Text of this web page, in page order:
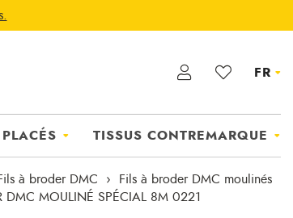
FR
TISSUS CONTREMARQUE
à broder DMC
Fils à broder DMC moulinés
DMC MOULINÉ SPÉCIAL 8M 0221